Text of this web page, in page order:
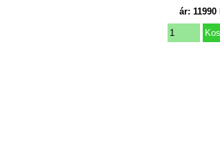
ár:11990